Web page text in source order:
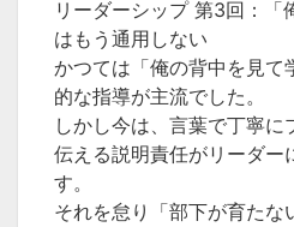
リーダーシップ 第3回：「
はもう通用しない
かつては「俺の背中を見て
的な指導が主流でした。
しかし今は、言葉で丁寧に
伝える説明責任がリーダー
す。
それを怠り「部下が育たな